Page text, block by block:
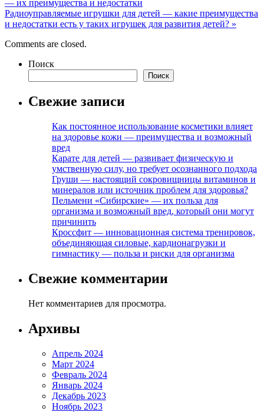
— их преимущества и недостатки
Радиоуправляемые игрушки для детей — какие преимущества
и недостатки есть у таких игрушек для развития детей? »
Comments are closed.
Поиск
Поиск
Свежие записи
Как постоянное использование косметики влияет
на здоровье кожи — преимущества и возможный
вред
Карате для детей — развивает физическую и
умственную силу, но требует осознанного подхода
Груши — настоящий сокровищницы витаминов и
минералов или источник проблем для здоровья?
Пельмени «Сибирские» — их польза для
организма и возможный вред, который они могут
причинить
Кроссфит — инновационная система тренировок,
объединяющая силовые, кардионагрузки и
гимнастику — польза и риски для организма
Свежие комментарии
Нет комментариев для просмотра.
Архивы
Апрель 2024
Март 2024
Февраль 2024
Январь 2024
Декабрь 2023
Ноябрь 2023